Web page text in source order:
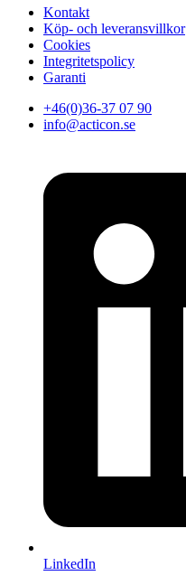
Kontakt
Köp- och leveransvillkor
Cookies
Integritetspolicy
Garanti
+46(0)36-37 07 90
info@acticon.se
LinkedIn